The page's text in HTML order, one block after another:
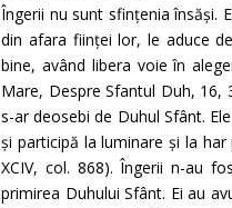
Îngerii nu sunt sfințenia însăși.
din afara ființei lor, le aduce
bine, având libera voie în
Mare, Despre Sfantul Duh, 16,
s-ar deosebi de Duhul Sfânt.
și participă la luminare și la
XCIV, col. 868). Îngerii n-au
primirea Duhului Sfânt. Ei au